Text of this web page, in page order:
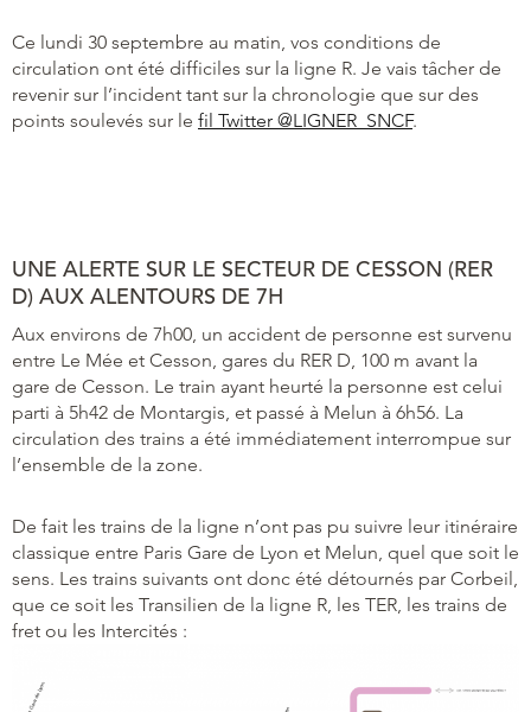
Ce lundi 30 septembre au matin, vos conditions de
circulation ont été difficiles sur la ligne R. Je vais tâcher de
revenir sur l’incident tant sur la chronologie que sur des
points soulevés sur le fil Twitter @LIGNER_SNCF.
UNE ALERTE SUR LE SECTEUR DE CESSON (RER
D) AUX ALENTOURS DE 7H
Aux environs de 7h00, un accident de personne est survenu
entre Le Mée et Cesson, gares du RER D, 100 m avant la
gare de Cesson. Le train ayant heurté la personne est celui
parti à 5h42 de Montargis, et passé à Melun à 6h56. La
circulation des trains a été immédiatement interrompue sur
l’ensemble de la zone.
De fait les trains de la ligne n’ont pas pu suivre leur itinéraire
classique entre Paris Gare de Lyon et Melun, quel que soit le
sens. Les trains suivants ont donc été détournés par Corbeil,
que ce soit les Transilien de la ligne R, les TER, les trains de
fret ou les Intercités :